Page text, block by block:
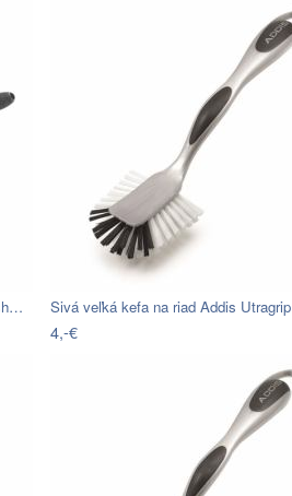
Sivá veľká kefa na riad Addis Utragrip
4,-€